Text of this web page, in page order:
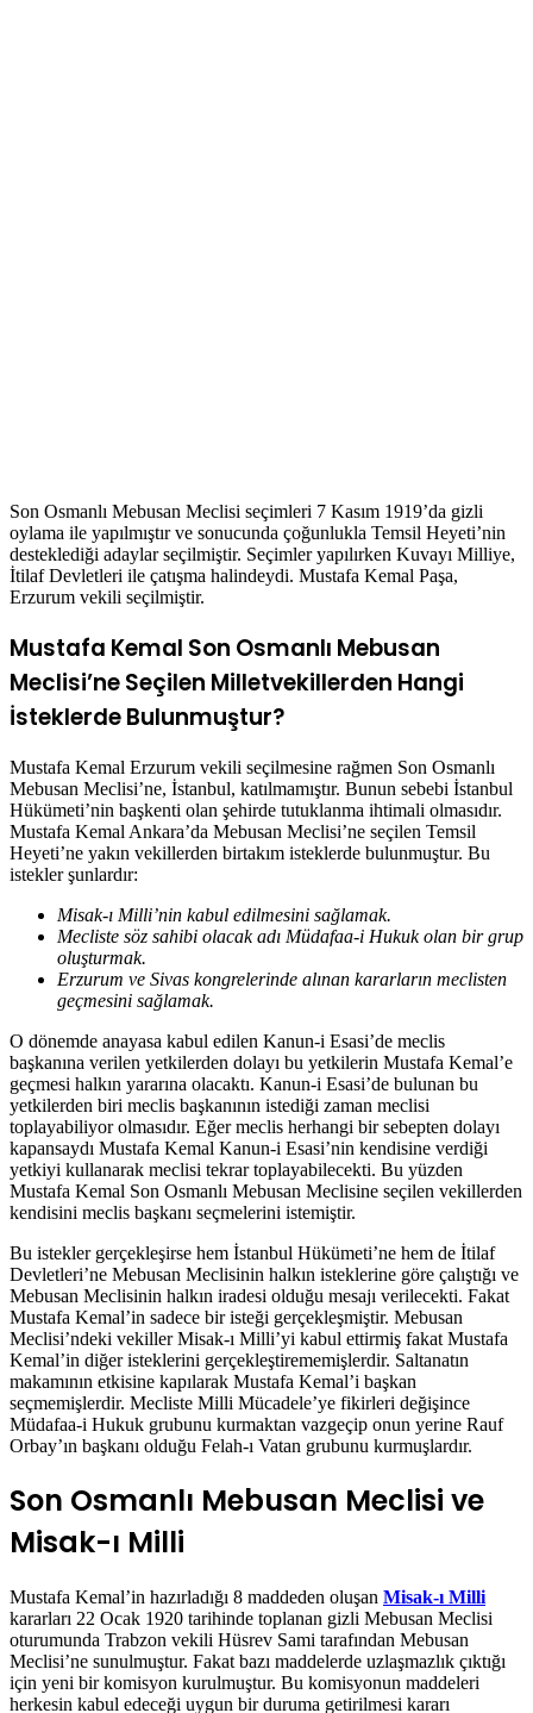
Son Osmanlı Mebusan Meclisi seçimleri 7 Kasım 1919’da gizli
oylama ile yapılmıştır ve sonucunda çoğunlukla Temsil Heyeti’nin
desteklediği adaylar seçilmiştir. Seçimler yapılırken Kuvayı Milliye,
İtilaf Devletleri ile çatışma halindeydi. Mustafa Kemal Paşa,
Erzurum vekili seçilmiştir.
Mustafa Kemal Son Osmanlı Mebusan
Meclisi’ne Seçilen Milletvekillerden Hangi
İsteklerde Bulunmuştur?
Mustafa Kemal Erzurum vekili seçilmesine rağmen Son Osmanlı
Mebusan Meclisi’ne, İstanbul, katılmamıştır. Bunun sebebi İstanbul
Hükümeti’nin başkenti olan şehirde tutuklanma ihtimali olmasıdır.
Mustafa Kemal Ankara’da Mebusan Meclisi’ne seçilen Temsil
Heyeti’ne yakın vekillerden birtakım isteklerde bulunmuştur. Bu
istekler şunlardır:
Misak-ı Milli’nin kabul edilmesini sağlamak.
Mecliste söz sahibi olacak adı Müdafaa-i Hukuk olan bir grup
oluşturmak.
Erzurum ve Sivas kongrelerinde alınan kararların meclisten
geçmesini sağlamak.
O dönemde anayasa kabul edilen Kanun-i Esasi’de meclis
başkanına verilen yetkilerden dolayı bu yetkilerin Mustafa Kemal’e
geçmesi halkın yararına olacaktı. Kanun-i Esasi’de bulunan bu
yetkilerden biri meclis başkanının istediği zaman meclisi
toplayabiliyor olmasıdır. Eğer meclis herhangi bir sebepten dolayı
kapansaydı Mustafa Kemal Kanun-i Esasi’nin kendisine verdiği
yetkiyi kullanarak meclisi tekrar toplayabilecekti. Bu yüzden
Mustafa Kemal Son Osmanlı Mebusan Meclisine seçilen vekillerden
kendisini meclis başkanı seçmelerini istemiştir.
Bu istekler gerçekleşirse hem İstanbul Hükümeti’ne hem de İtilaf
Devletleri’ne Mebusan Meclisinin halkın isteklerine göre çalıştığı ve
Mebusan Meclisinin halkın iradesi olduğu mesajı verilecekti. Fakat
Mustafa Kemal’in sadece bir isteği gerçekleşmiştir. Mebusan
Meclisi’ndeki vekiller Misak-ı Milli’yi kabul ettirmiş fakat Mustafa
Kemal’in diğer isteklerini gerçekleştirememişlerdir. Saltanatın
makamının etkisine kapılarak Mustafa Kemal’i başkan
seçmemişlerdir. Mecliste Milli Mücadele’ye fikirleri değişince
Müdafaa-i Hukuk grubunu kurmaktan vazgeçip onun yerine Rauf
Orbay’ın başkanı olduğu Felah-ı Vatan grubunu kurmuşlardır.
Son Osmanlı Mebusan Meclisi ve
Misak-ı Milli
Mustafa Kemal’in hazırladığı 8 maddeden oluşan Misak-ı Milli
kararları 22 Ocak 1920 tarihinde toplanan gizli Mebusan Meclisi
oturumunda Trabzon vekili Hüsrev Sami tarafından Mebusan
Meclisi’ne sunulmuştur. Fakat bazı maddelerde uzlaşmazlık çıktığı
için yeni bir komisyon kurulmuştur. Bu komisyonun maddeleri
herkesin kabul edeceği uygun bir duruma getirilmesi kararı